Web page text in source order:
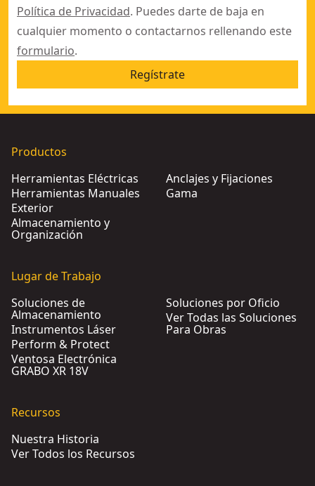
Política de Privacidad. Puedes darte de baja en
cualquier momento o contactarnos rellenando este
formulario.
Regístrate
Productos
Herramientas Eléctricas
Herramientas Manuales
Exterior
Almacenamiento y
Organización
Anclajes y Fijaciones
Gama
Lugar de Trabajo
Soluciones de
Almacenamiento
Instrumentos Láser
Perform & Protect
Ventosa Electrónica
GRABO XR 18V
Soluciones por Oficio
Ver Todas las Soluciones
Para Obras
Recursos
Nuestra Historia
Ver Todos los Recursos